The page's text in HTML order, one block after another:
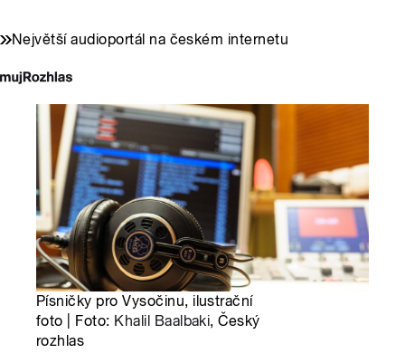
Největší audioportál na českém internetu
Písničky pro Vysočinu, ilustrační
foto | Foto: Khalil Baalbaki, Český
rozhlas